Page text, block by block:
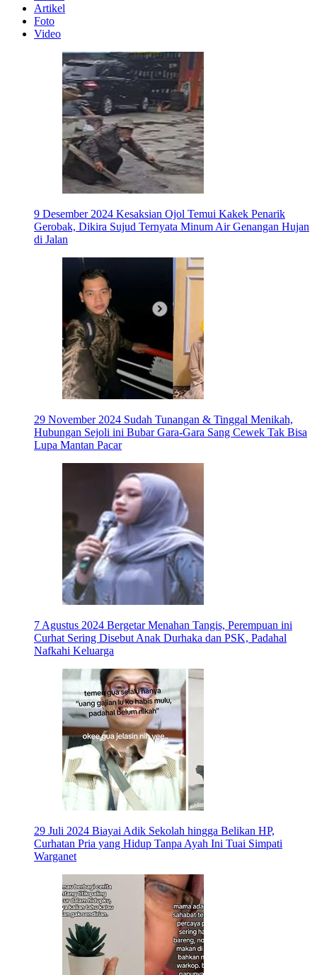
Artikel
Foto
Video
9 Desember 2024 Kesaksian Ojol Temui Kakek Penarik
Gerobak, Dikira Sujud Ternyata Minum Air Genangan Hujan
di Jalan
29 November 2024 Sudah Tunangan & Tinggal Menikah,
Hubungan Sejoli ini Bubar Gara-Gara Sang Cewek Tak Bisa
Lupa Mantan Pacar
7 Agustus 2024 Bergetar Menahan Tangis, Perempuan ini
Curhat Sering Disebut Anak Durhaka dan PSK, Padahal
Nafkahi Keluarga
29 Juli 2024 Biayai Adik Sekolah hingga Belikan HP,
Curhatan Pria yang Hidup Tanpa Ayah Ini Tuai Simpati
Warganet